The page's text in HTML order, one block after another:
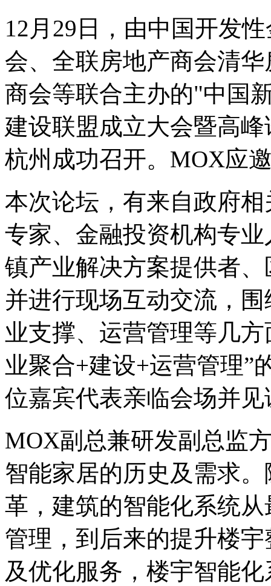
12月29日，由中国开发
会、全联房地产商会清
商会等联合主办的"中国
建设联盟成立大会暨高峰
杭州成功召开。MOX应
本次论坛，有来自政府
专家、金融投资机构专
镇产业解决方案提供者
并进行现场互动交流，
业支撑、运营管理等几
业聚合+建设+运营管理”
位嘉宾代表亲临会场并
MOX副总兼研发副总监
智能家居的历史及需求
革，建筑的智能化系统
管理，到后来的提升楼
及优化服务，楼宇智能